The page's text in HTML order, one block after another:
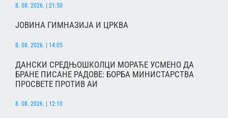
8. 08. 2026. | 21:50
ЈОВИНА ГИМНАЗИЈА И ЦРКВА
8. 08. 2026. | 14:05
ДАНСКИ СРЕДЊОШКОЛЦИ МОРАЋЕ УСМЕНО ДА
БРАНЕ ПИСАНЕ РАДОВЕ: БОРБА МИНИСТАРСТВА
ПРОСВЕТЕ ПРОТИВ АИ
8. 08. 2026. | 12:10